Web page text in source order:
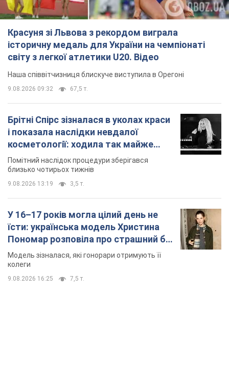
9.08.2026 13:19
У 16–17 років могла цілий день не
їсти: українська модель Христина
Пономар розповіла про страшний бік
модельної кар’єри
Модель зізналася, які гонорари отримують її
колеги
9.08.2026 16:25 7,5 т.